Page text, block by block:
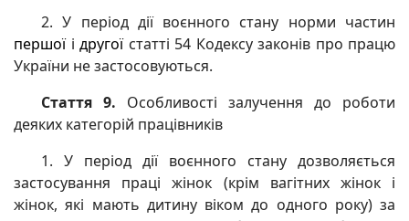
2. У період дії воєнного стану норми частин
першоїі другоїстатті 54 Кодексу законів про працю
України не застосовуються.
Стаття 9. Особливості залучення до роботи
деяких категорій працівників
1. У період дії воєнного стану дозволяється
застосування праці жінок (крім вагітних жінок і
жінок, які мають дитину віком до одного року) за